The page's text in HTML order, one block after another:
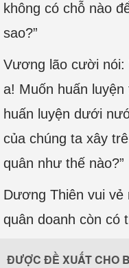
không có chỗ nào
sao?”
Vương lão cười nói:
a! Muốn huấn
huấn luyện dưới
của chúng ta xây
quân như thế nào?”
Dương Thiên vui
quân doanh còn có
ĐƯỢC ĐỀ XUẤT CHO